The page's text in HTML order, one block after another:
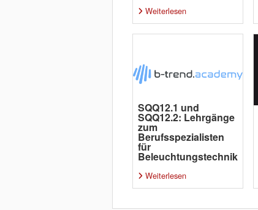
Weiterlesen
SQQ12.1 und
SQQ12.2: Lehrgänge
zum
Berufsspezialisten
für
Beleuchtungstechnik
Weiterlesen